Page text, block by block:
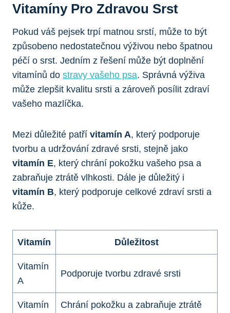
Vitamíny⁢ Pro ⁢zdravou Srst
Pokud váš pejsek ‍trpí ⁣matnou⁢ srstí, může to být
způsobeno⁢ nedostatečnou výživou nebo špatnou
péčí​ o srst. Jedním z řešení může být doplnění
vitamínů do stravy vašeho psa. Správná výživa
může zlepšit ⁣kvalitu srsti a zároveň posílit ‍zdraví
vašeho‌ mazlíčka.
Mezi důležité⁤ ​patří‌ vitamín A, ⁣který podporuje
tvorbu a ⁤udržování zdravé ⁤srsti, ​stejně jako
vitamín ⁢E, který chrání pokožku ‌vašeho ‍psa a
zabraňuje ztrátě⁢ vlhkosti. Dále ⁤je důležitý i ‌
vitamín ‍B, který podporuje celkové zdraví srsti a
kůže.
Vitamín Důležitost
Vitamín
⁣A
Podporuje tvorbu zdravé srsti
Vitamín
Chrání pokožku⁤ a⁢ zabraňuje ztrátě